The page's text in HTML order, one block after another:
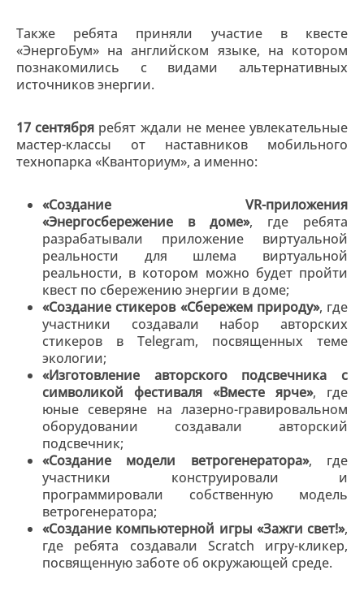
Также ребята приняли участие в квесте
«ЭнергоБум» на английском языке, на котором
познакомились с видами альтернативных
источников энергии.
17 сентября ребят ждали не менее увлекательные
мастер-классы от наставников мобильного
технопарка «Кванториум», а именно:
«Создание VR-приложения
«Энергосбережение в доме», где ребята
разрабатывали приложение виртуальной
реальности для шлема виртуальной
реальности, в котором можно будет пройти
квест по сбережению энергии в доме;
«Создание стикеров «Сбережем природу», где
участники создавали набор авторских
стикеров в Telegram, посвященных теме
экологии;
«Изготовление авторского подсвечника с
символикой фестиваля «Вместе ярче», где
юные северяне на лазерно-гравировальном
оборудовании создавали авторский
подсвечник;
«Создание модели ветрогенератора», где
участники конструировали и
программировали собственную модель
ветрогенератора;
«Создание компьютерной игры «Зажги свет!»,
где ребята создавали Scratch игру-кликер,
посвященную заботе об окружающей среде.